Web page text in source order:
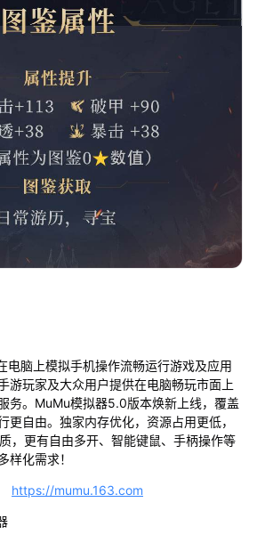
电脑上模拟手机操作流畅运行游戏及应用
游玩家及大众用户提供在电脑畅玩市面上
务。MuMu模拟器5.0版本焕新上线，覆盖
更自由。独家内存优化，资源占用更低，
，更有自由多开、智能键鼠、手柄操作等
样化需求！
https://mumu.163.com